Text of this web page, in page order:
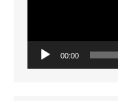
00:00